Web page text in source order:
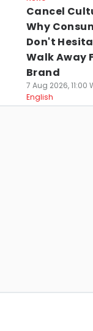
Cancel
Why
Don't
Walk Away
Brand
7 Aug 2026, 11:00
English